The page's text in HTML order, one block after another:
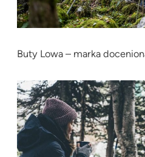
Buty Lowa – marka